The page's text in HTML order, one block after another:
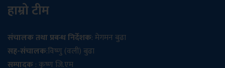
हाम्रो टीम
संचालक तथा प्रबन्ध निर्देशक: मेगमन बुढा
सह-संचालक:विष्णु (वली) बुढा
सम्पादक: कृष्ण जि.एम